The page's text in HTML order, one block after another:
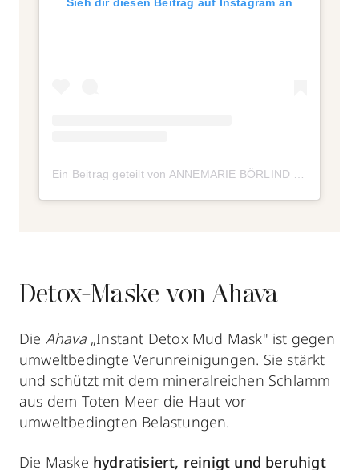
Detox-Maske von Ahava
Die Ahava„Instant Detox Mud Mask" ist gegen
umweltbedingte Verunreinigungen. Sie stärkt
und schützt mit dem mineralreichen Schlamm
aus dem Toten Meer die Haut vor
umweltbedingten Belastungen.
Die Maske hydratisiert, reinigt und beruhigt